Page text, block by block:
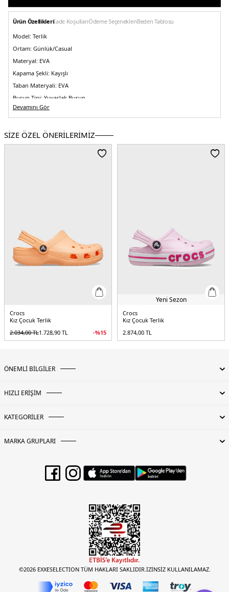
Ürün Özellikleriİade KoşullarıÖdeme SeçenekleriBeden Tablosu
Model: Terlik
Ortam: Günlük/Casual
Materyal: EVA
Kapama Şekli: Kayışlı
Taban Materyali: EVA
Burun Tipi: Yuvarlak Burun
Topuk Boyu:Belirtilmemiş
Yaş Grubu: Çocuk
Menşei:Endonezya
Devamını Gör
SİZE ÖZEL ÖNERİLERİMİZ
Crocs
Kız Çocuk Terlik
2.034,00TL1.728,90 TL -%15
Yeni Sezon
Crocs
Kız Çocuk Terlik
2.874,00 TL
ÖNEMLİ BİLGİLER
HIZLI ERİŞİM
KATEGORİLER
MARKA GRUPLARI
©2026 EXXESELECTION TÜM HAKLARI SAKLIDIR.İZİNSİZ KULLANILAMAZ.